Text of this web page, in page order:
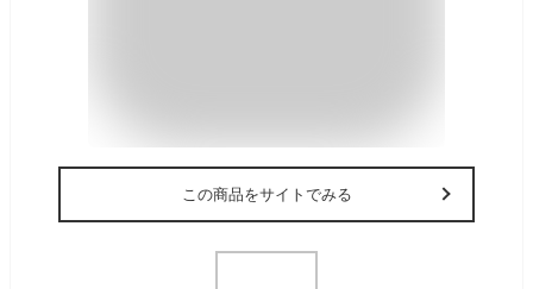
この商品をサイトでみる